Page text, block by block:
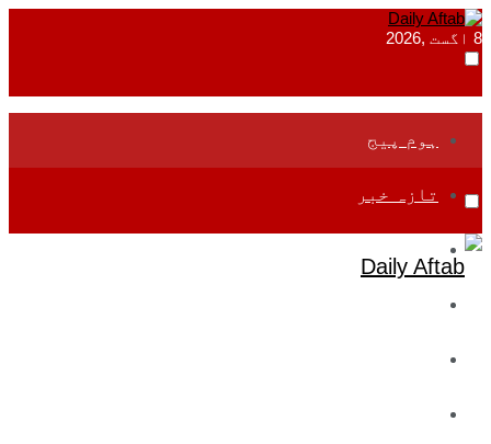
8 اگست ,2026
ہوم پیج
تازہ خبر